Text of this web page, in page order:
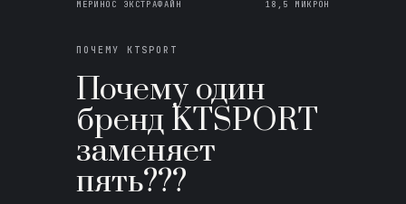
МЕРИНОС ЭКСТРАФАЙН 18,5 МИКРОН
ПОЧЕМУ KTSPORT
Почему один
бренд KTSPORT
заменяет
пять???